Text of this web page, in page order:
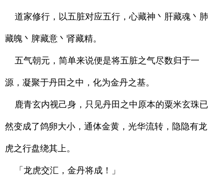
道家修行，以五脏对应五行，心藏神丶肝藏魂丶肺
藏魄丶脾藏意丶肾藏精。
五气朝元，简单来说便是将五脏之气尽数归于一
源，凝聚于丹田之中，化为金丹之基。
鹿青玄内视己身，只见丹田之中原本的粟米玄珠已
然变成了鸽卵大小，通体金黄，光华流转，隐隐有龙
虎之行盘绕其上。
「龙虎交汇，金丹将成！」